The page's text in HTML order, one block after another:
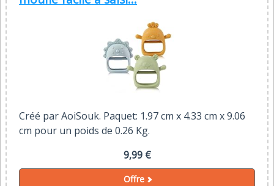
Créé par AoiSouk. Paquet: 1.97 cm x 4.33 cm x 9.06
cm pour un poids de 0.26 Kg.
9,99 €
Offre